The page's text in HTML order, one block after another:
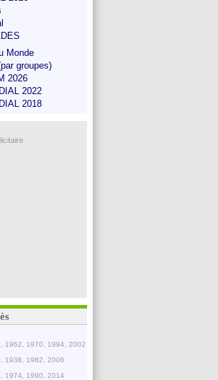
Monde
groupes)
2026
2022
2018
1962, 1970, 1994, 2002
1938, 1982, 2006
1974, 1990, 2014